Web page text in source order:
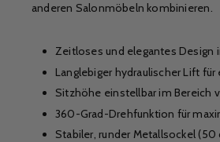
anderen Salonmöbeln kombinieren.
Zeitloses und elegantes Design
Langlebiger hydraulischer Lift
Sitzhöhe einstellbar im Bereich
360-Grad-Drehfunktion für
Stabiler, runder Metallsockel